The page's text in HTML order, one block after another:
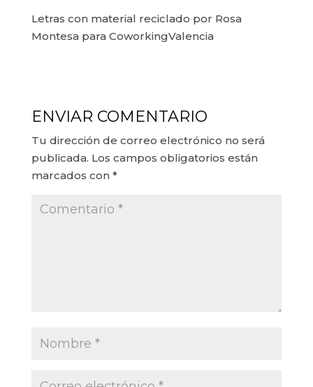
Letras con material reciclado por Rosa
Montesa para CoworkingValencia
ENVIAR COMENTARIO
Tu dirección de correo electrónico no será
publicada. Los campos obligatorios están
marcados con *